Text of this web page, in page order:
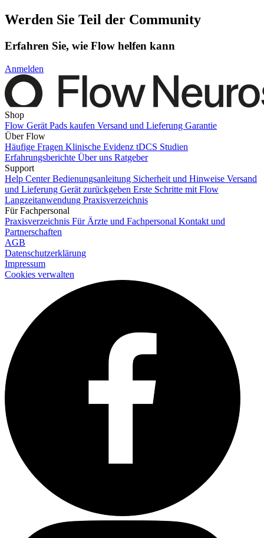
Werden Sie Teil der Community
Erfahren Sie, wie Flow helfen kann
Anmelden
Shop
Flow Gerät Pads kaufen Versand und Lieferung Garantie
Über Flow
Häufige Fragen Klinische Evidenz tDCS Studien
Erfahrungsberichte Über uns Ratgeber
Support
Help CenterBedienungsanleitung Sicherheit und Hinweise Versand
und Lieferung Gerät zurückgeben Erste Schritte mit Flow
Langzeitanwendung Praxisverzeichnis
Für Fachpersonal
Praxisverzeichnis Für Ärzte und Fachpersonal Kontakt und
Partnerschaften
AGB
Datenschutzerklärung
Impressum
Cookies verwalten